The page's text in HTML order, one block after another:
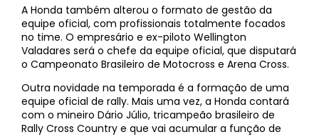
A Honda também alterou o formato de gestão da
equipe oficial, com profissionais totalmente focados
no time. O empresário e ex-piloto Wellington
Valadares será o chefe da equipe oficial, que disputará
o Campeonato Brasileiro de Motocross e Arena Cross.
Outra novidade na temporada é a formação de uma
equipe oficial de rally. Mais uma vez, a Honda contará
com o mineiro Dário Júlio, tricampeão brasileiro de
Rally Cross Country e que vai acumular a função de